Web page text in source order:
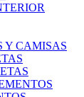
Y CAMISAS